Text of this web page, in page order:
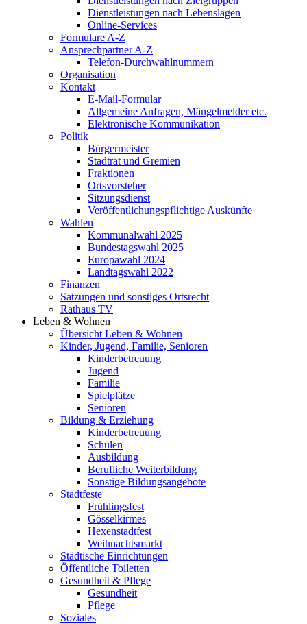
Dienstleistungen nach Lebenslagen
Online-Services
Formulare A-Z
Ansprechpartner A-Z
Telefon-Durchwahlnummern
Organisation
Kontakt
E-Mail-Formular
Allgemeine Anfragen, Mängelmelder etc.
Elektronische Kommunikation
Politik
Bürgermeister
Stadtrat und Gremien
Fraktionen
Ortsvorsteher
Sitzungsdienst
Veröffentlichungspflichtige Auskünfte
Wahlen
Kommunalwahl 2025
Bundestagswahl 2025
Europawahl 2024
Landtagswahl 2022
Finanzen
Satzungen und sonstiges Ortsrecht
Rathaus TV
Leben & Wohnen
Übersicht Leben & Wohnen
Kinder, Jugend, Familie, Senioren
Kinderbetreuung
Jugend
Familie
Spielplätze
Senioren
Bildung & Erziehung
Kinderbetreuung
Schulen
Ausbildung
Berufliche Weiterbildung
Sonstige Bildungsangebote
Stadtfeste
Frühlingsfest
Gösselkirmes
Hexenstadtfest
Weihnachtsmarkt
Städtische Einrichtungen
Öffentliche Toiletten
Gesundheit & Pflege
Gesundheit
Pflege
Soziales